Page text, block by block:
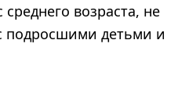
возраста, не
детьми и